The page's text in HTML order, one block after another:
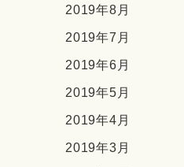
2019年8月
2019年7月
2019年6月
2019年5月
2019年4月
2019年3月